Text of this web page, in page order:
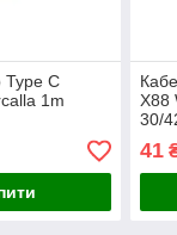
Type C
1m
X88
30/
41